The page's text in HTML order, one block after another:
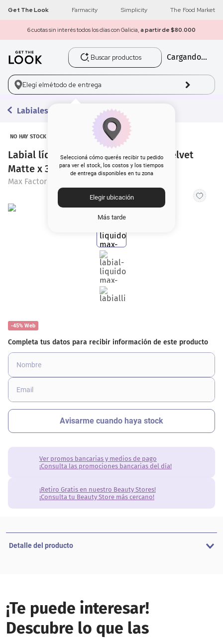
Get The Look Farmacity Simplicity The Food Market
6 cuotas sin interés todos los días con Galicia, a partir de $80.000
Buscar productos
Cargando...
Elegí elmétodo de entrega
Seleccioná cómo querés recibir tu pedido
para ver el stock, los costos y los tiempos
de entrega disponibles en tu zona
Elegir ubicación
Más tarde
Labiales Líquidos
NO HAY STOCK
Labial líquido Max factor Lipfinity Velvet
Matte x 3,5 ml
Max Factor
-45% Web
Ver promos bancarias y medios de pago
¡Consulta las promociones bancarias del día!
¡Retiro Gratis en nuestro Beauty Stores!
¡Consulta tu Beauty Store más cercano!
Detalle del producto
¡Te puede interesar!
Descubre lo que las
1 get the look
2 máscara pestañas
3.
5 corrector